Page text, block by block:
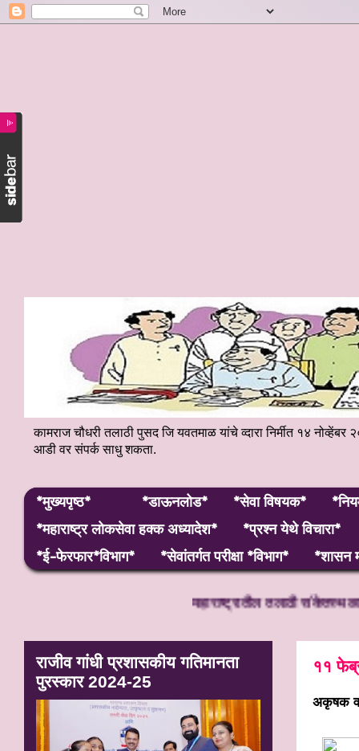
कामराज चौधरी तलाठी पुसद जि यवतमाळ यांचे व्दारा निर्मीत १४
आडी वर संपर्क साधु शकता.
*मुख्यपृष्ठ* *डाऊनलोड* *सेवा विषयक*
*महाराष्ट्र लाेकसेवा हक्क अध्यादेश*
*प्रश्न येथे विचारा*
*ई-फेरफार*विभाग*
*सेवांतर्गत परीक्षा *विभाग* *शासन
महाराष्ट्रातील तलाठी संकेतस्थळावर आपले
११
अकृषक
राजीव गांधी प्रशासकीय गतिमानता
पुरस्कार 2024-25